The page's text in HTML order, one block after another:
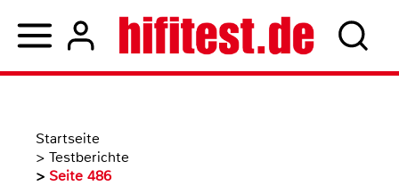
Startseite
> Testberichte
> Seite 486